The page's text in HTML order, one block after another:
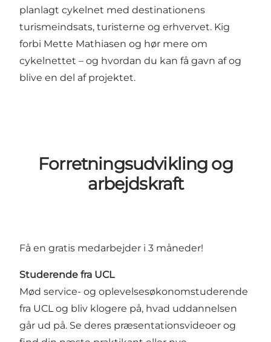
planlagt cykelnet med destinationens
turismeindsats, turisterne og erhvervet. Kig
forbi Mette Mathiasen og hør mere om
cykelnettet – og hvordan du kan få gavn af og
blive en del af projektet.
Forretningsudvikling og
arbejdskraft
Få en gratis medarbejder i 3 måneder!
Studerende fra UCL
Mød service- og oplevelsesøkonomstuderende
fra UCL og bliv klogere på, hvad uddannelsen
går ud på. Se deres præsentationsvideoer og